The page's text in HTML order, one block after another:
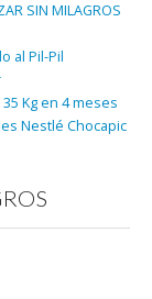
SIN MILAGROS
al Pil-Pil
Kg en 4 meses
Nestlé Chocapic